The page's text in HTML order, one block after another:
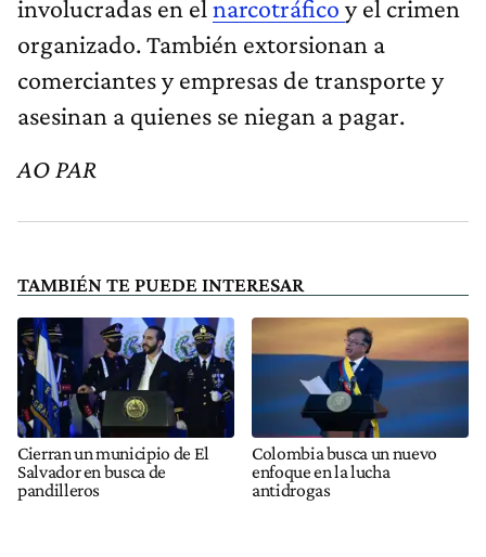
involucradas en el narcotráfico y el crimen
organizado. También extorsionan a
comerciantes y empresas de transporte y
asesinan a quienes se niegan a pagar.
AO PAR
TAMBIÉN TE PUEDE INTERESAR
Cierran un municipio de El
Salvador en busca de
pandilleros
Colombia busca un nuevo
enfoque en la lucha
antidrogas